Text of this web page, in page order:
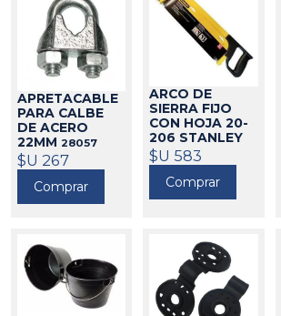
APRETACABLE
PARA CALBE
DE ACERO
22MM 28057
$U 267
Comprar
ARCO DE
SIERRA FIJO
CON HOJA 20-
206 STANLEY
651196
$U 583
Comprar